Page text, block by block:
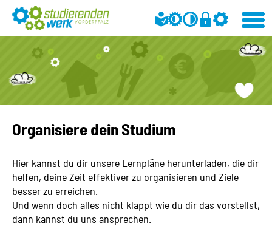
Organisiere dein Studium
Hier kannst du dir unsere Lernpläne herunterladen, die dir
helfen, deine Zeit effektiver zu organisieren und Ziele
besser zu erreichen.
Und wenn doch alles nicht klappt wie du dir das vorstellst,
dann kannst du uns ansprechen.